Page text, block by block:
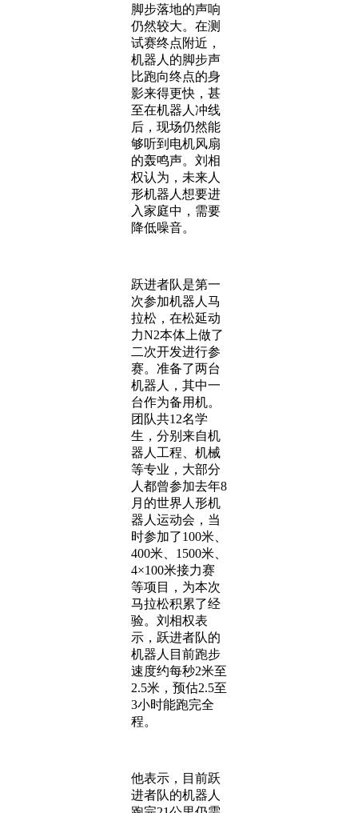
脚步落地的声响
仍然较大。在测
试赛终点附近，
机器人的脚步声
比跑向终点的身
影来得更快，甚
至在机器人冲线
后，现场仍然能
够听到电机风扇
的轰鸣声。刘相
权认为，未来人
形机器人想要进
入家庭中，需要
降低噪音。
跃进者队是第一
次参加机器人马
拉松，在松延动
力N2本体上做了
二次开发进行参
赛。准备了两台
机器人，其中一
台作为备用机。
团队共12名学
生，分别来自机
器人工程、机械
等专业，大部分
人都曾参加去年8
月的世界人形机
器人运动会，当
时参加了100米、
400米、1500米、
4×100米接力赛
等项目，为本次
马拉松积累了经
验。刘相权表
示，跃进者队的
机器人目前跑步
速度约每秒2米至
2.5米，预估2.5至
3小时能跑完全
程。
他表示，目前跃
进者队的机器人